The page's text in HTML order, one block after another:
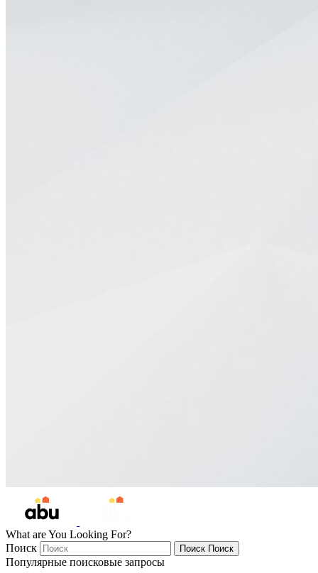
What are You Looking For?
Поиск
Поиск Поиск
Популярные поисковые запросы